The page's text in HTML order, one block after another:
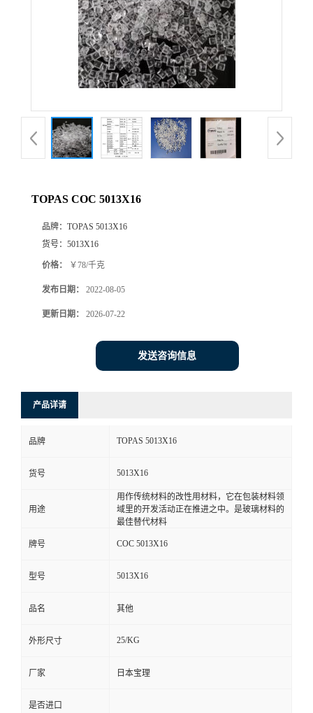
品
厅
系
TOPAS COC 5013X16
品牌： TOPAS 5013X16
货号： 5013X16
价格： ￥78/千克
发布日期： 2022-08-05
更新日期： 2026-07-22
发送咨询信息
产品详请
品牌 TOPAS 5013X16
货号 5013X16
用途
用作传统材料的改性用材料，它在包装材料领
域里的开发活动正在推进之中。是玻璃材料的
最佳替代材料
牌号 COC 5013X16
型号 5013X16
品名 其他
外形尺寸 25/KG
厂家 日本宝理
是否进口